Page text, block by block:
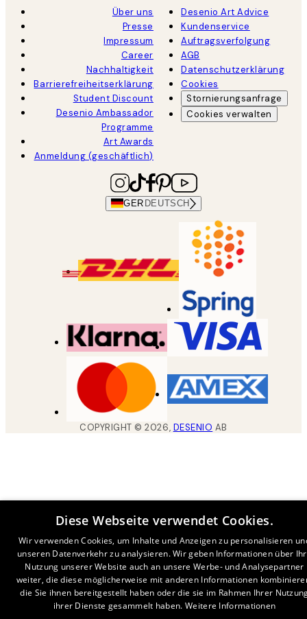
Über uns
Presse
Impressum
Career
Nachhaltigkeit
Barrierefreiheitserklärung
Student Discount
Desenio Ambassador
Programme
Art Awards
Anmeldung (geschäftlich)
Desenio Art Advice
Kundenservice
Auftragsverfolgung
AGB
Datenschutzerklärung
Cookies
Stornierungsanfrage
Cookies verwalten
GER DEUTSCH
COPYRIGHT ©2026, DESENIO AB
Diese Webseite verwendet Cookies.
Wir verwenden Cookies, um Inhalte und Anzeigen zu personalisieren
unseren Datenverkehr zu analysieren. Wir geben Informationen über
Nutzung unserer Website auch an unsere Werbe- und Analysepartner
weiter, die diese möglicherweise mit anderen Informationen
die Sie ihnen bereitgestellt haben oder die sie im Rahmen Ihrer
ihrer Dienste gesammelt haben. Weitere Informationen